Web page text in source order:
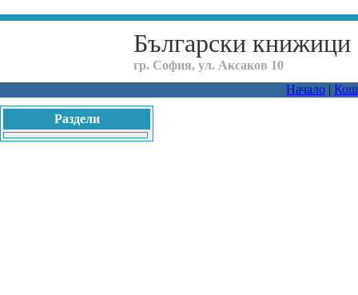
Български книжици
гр. София, ул. Аксаков 10
Начало |
Раздели